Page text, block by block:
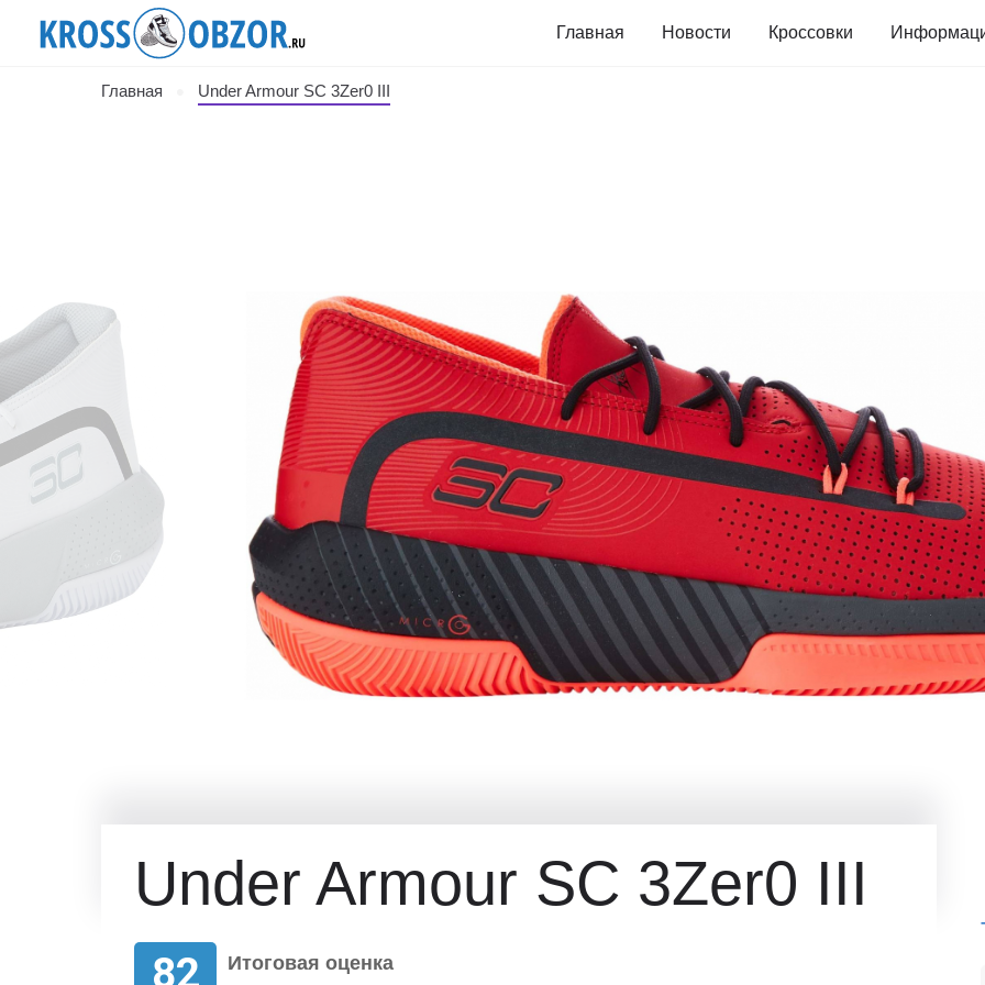
Главная Новости Кроссовки
Главная Under Armour SC 3Zer0 III
Under Armour SC 3Zer0 III
82 Итоговая оценка